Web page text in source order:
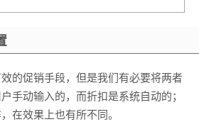
的促销手段，但是我们有必要将两者
手动输入的，而折扣是系统自动的；
在效果上也有所不同。